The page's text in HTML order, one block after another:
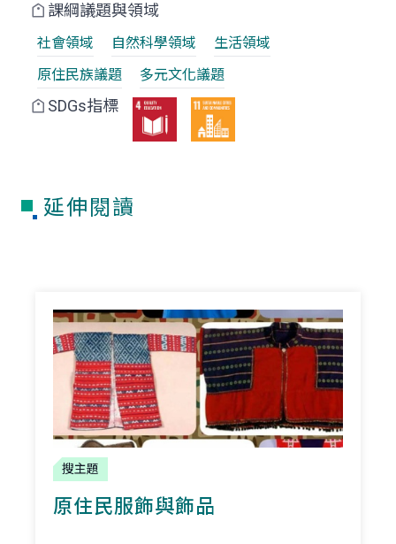
課綱議題與領域
社會領域 自然科學領域
生活領域
原住民族議題
多元文化議題
SDGs指標
延伸閱讀
搜主題
原住民服飾與飾品